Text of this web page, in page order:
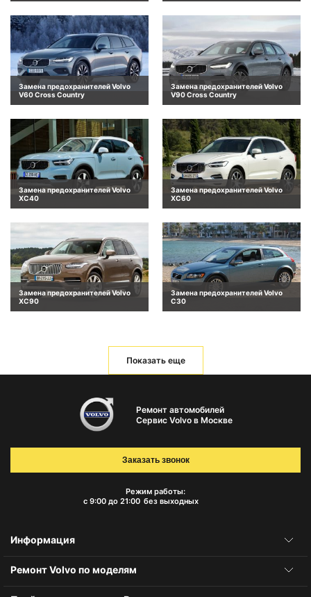
Замена предохранителей Volvo
V60 Cross Country
Замена предохранителей Volvo
V90 Cross Country
Замена предохранителей Volvo
XC40
Замена предохранителей Volvo
XC60
Замена предохранителей Volvo
XC90
Замена предохранителей Volvo
C30
Показать еще
Ремонт автомобилей
Сервис Volvo в Москве
Режим работы:
с 9:00 до 21:00 без выходных
Заказать звонок
Информация
Ремонт Volvo по моделям